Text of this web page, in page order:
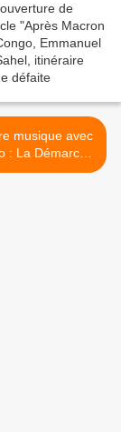
musique avec
: La Démarche
De Marie Belle >